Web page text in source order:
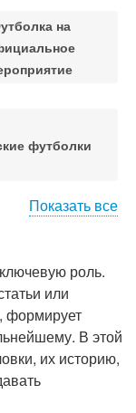
на
футболки
Показать все
роль.
или
формирует
В этой
их историю,